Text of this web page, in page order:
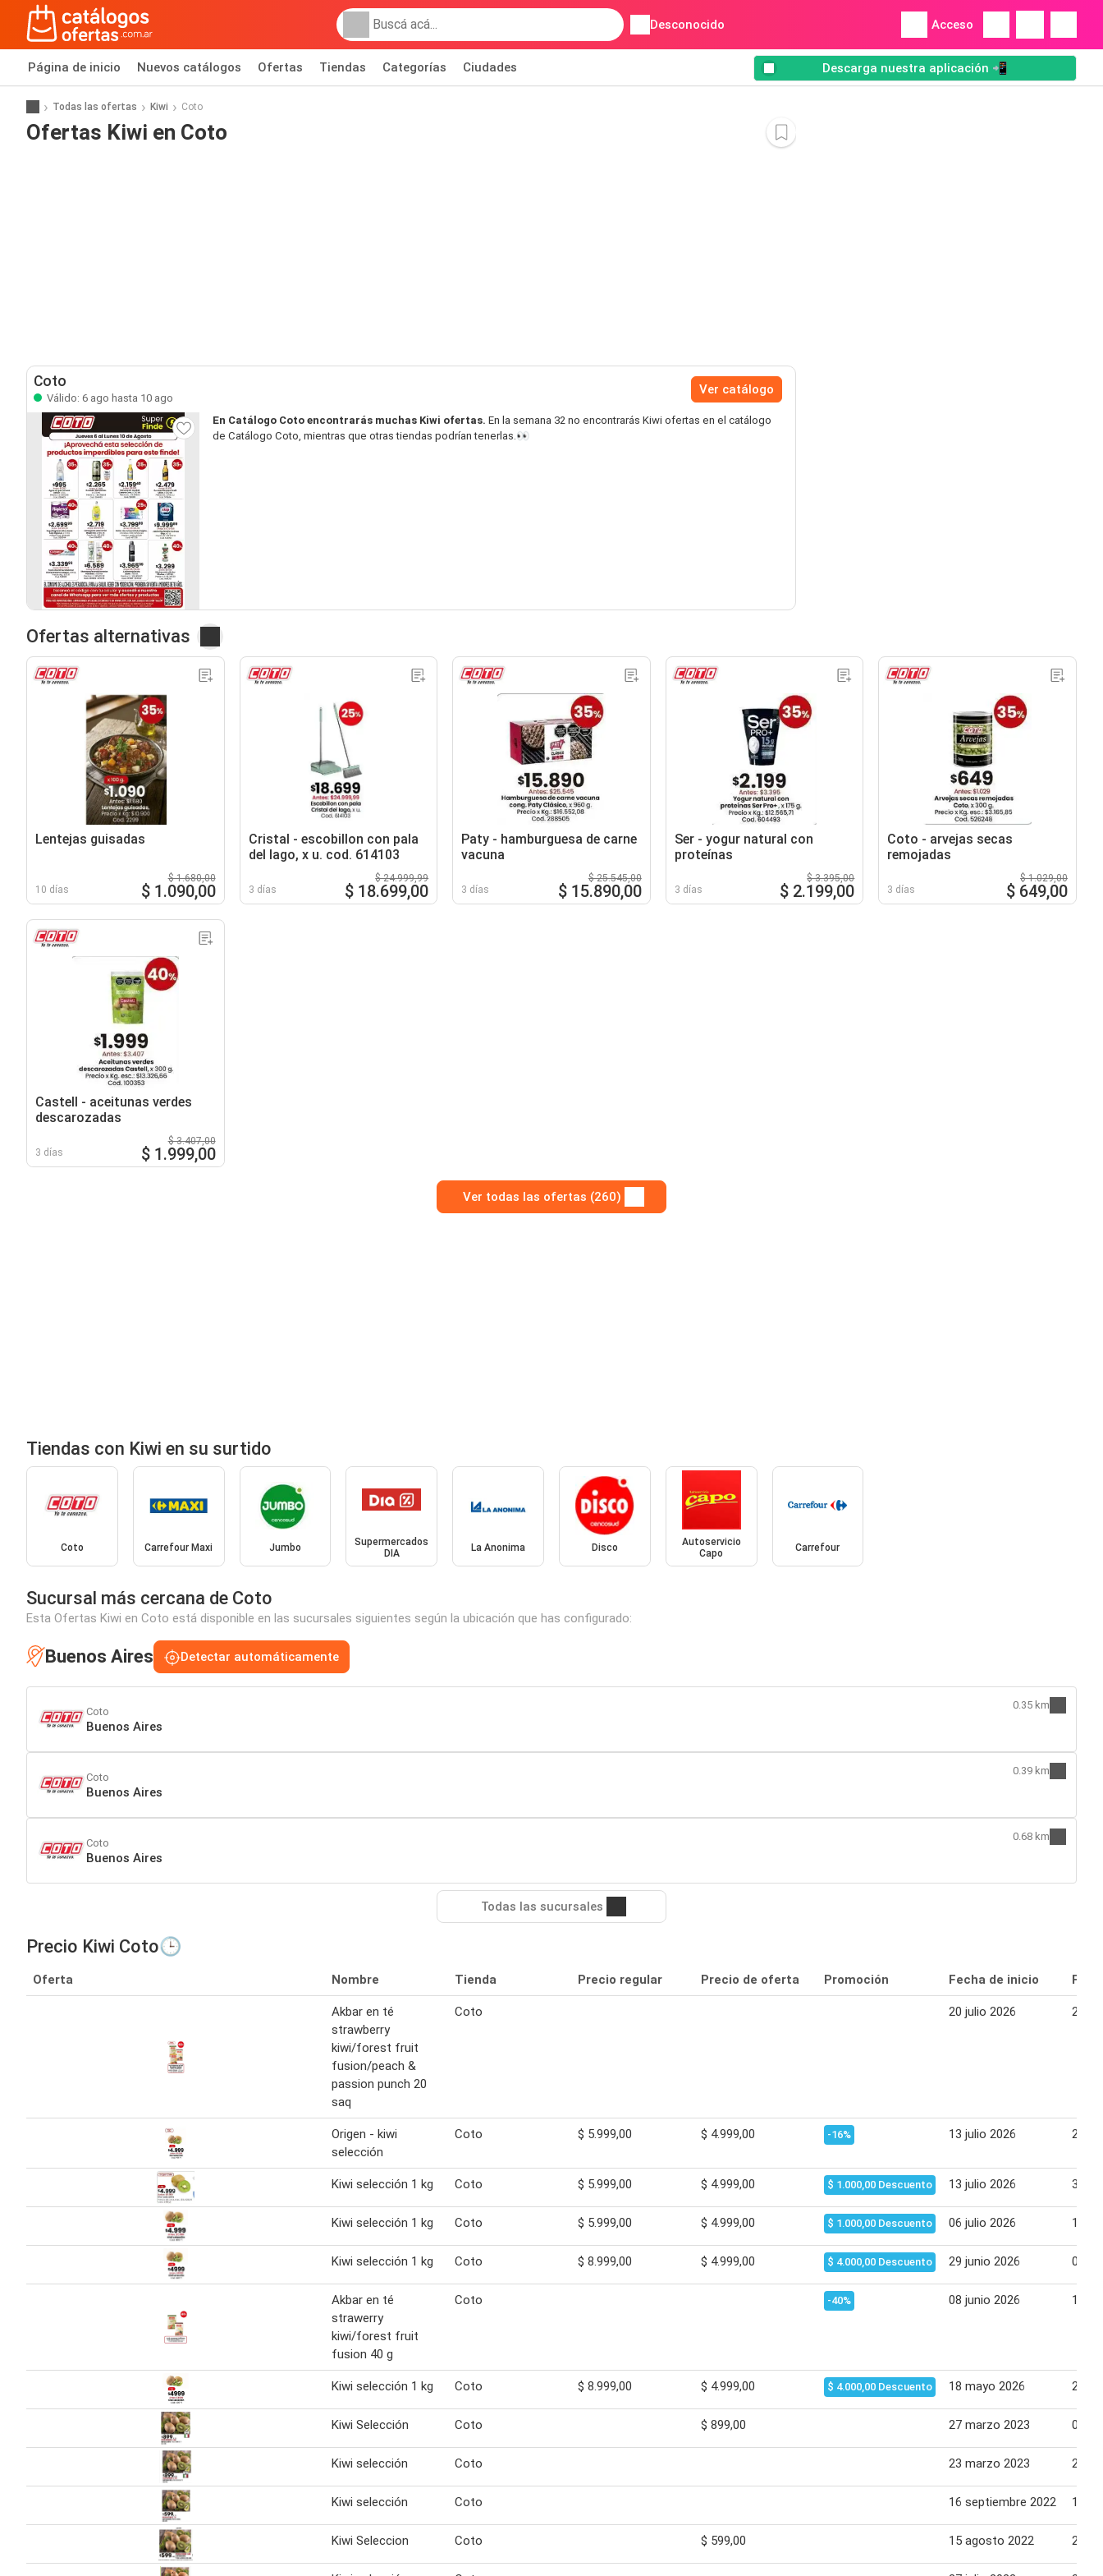
Desconocido Acceso
Página de inicio Nuevos catálogos Ofertas Tiendas Categorías Ciudades Descarga nuestra aplicación 📲
Todas las ofertas Kiwi Coto
Ofertas Kiwi en Coto
Coto
Válido: 6 ago hasta 10 ago
Ver catálogo
En Catálogo Coto encontrarás muchas Kiwi ofertas. En la semana 32 no encontrarás Kiwi ofertas en el catálogo
de Catálogo Coto, mientras que otras tiendas podrían tenerlas.👀
Ofertas alternativas
Lentejas guisadas
10 días
$ 1.680,00
$ 1.090,00
Cristal - escobillon con pala
del lago, x u. cod. 614103
3 días
$ 24.999,99
$ 18.699,00
Paty - hamburguesa de carne
vacuna
3 días
$ 25.545,00
$ 15.890,00
Ser - yogur natural con
proteínas
3 días
$ 3.395,00
$ 2.199,00
Coto - arvejas secas
remojadas
3 días
$ 1.029,00
$ 649,00
Castell - aceitunas verdes
descarozadas
3 días
$ 3.407,00
$ 1.999,00
Ver todas las ofertas (260)
Tiendas con Kiwi en su surtido
Coto Carrefour Maxi Jumbo
Supermercados
DIA
La Anonima Disco
Autoservicio
Capo
Carrefour
Sucursal más cercana de Coto
Esta Ofertas Kiwi en Coto está disponible en las sucursales siguientes según la ubicación que has configurado:
Buenos Aires Detectar automáticamente
Coto
Buenos Aires
0.35 km
Coto
Buenos Aires
0.39 km
Coto
Buenos Aires
0.68 km
Todas las sucursales
Precio Kiwi Coto🕒
Oferta Nombre Tienda Precio regular Precio de oferta Promoción Fecha de inicio
Akbar en té
strawberry
kiwi/forest fruit
fusion/peach &
passion punch 20
saq
Coto 20 julio 2026 26
Origen - kiwi
selección
Coto $ 5.999,00 $ 4.999,00 -16% 13 julio 2026 20
Kiwi selección 1 kg Coto $ 5.999,00 $ 4.999,00 $ 1.000,00 Descuento 13 julio 2026 31
Kiwi selección 1 kg Coto $ 5.999,00 $ 4.999,00 $ 1.000,00 Descuento 06 julio 2026 13
Kiwi selección 1 kg Coto $ 8.999,00 $ 4.999,00 $ 4.000,00 Descuento 29 junio 2026 05
Akbar en té
strawerry
kiwi/forest fruit
fusion 40 g
Coto -40% 08 junio 2026 15
Kiwi selección 1 kg Coto $ 8.999,00 $ 4.999,00 $ 4.000,00 Descuento 18 mayo 2026 24
Kiwi Selección Coto $ 899,00 27 marzo 2023 02
Kiwi selección Coto 23 marzo 2023 26
Kiwi selección Coto 16 septiembre 2022 18
Kiwi Seleccion Coto $ 599,00 15 agosto 2022 21